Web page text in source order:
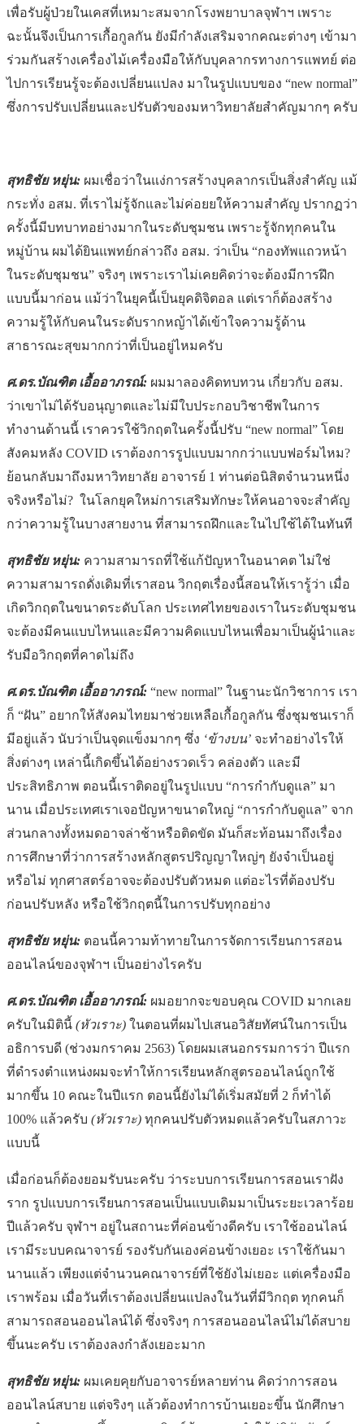
เพื่อรับผู้ป่วยในเคสที่เหมาะสมจากโรงพยาบาลจุฬาฯ เพราะ
ฉะนั้นจึงเป็นการเกื้อกูลกัน ยังมีกำลังเสริมจากคณะต่างๆ เข้ามา
ร่วมกันสร้างเครื่องไม้เครื่องมือให้กับบุคลากรทางการแพทย์ ต่อ
ไปการเรียนรู้จะต้องเปลี่ยนแปลง มาในรูปแบบของ “new normal”
ซึ่งการปรับเปลี่ยนและปรับตัวของมหาวิทยาลัยสำคัญมากๆ ครับ
สุทธิชัย หยุ่น: ผมเชื่อว่าในแง่การสร้างบุคลากรเป็นสิ่งสำคัญ แม้
กระทั่ง อสม. ที่เราไม่รู้จักและไม่ค่อยยให้ความสำคัญ ปรากฏว่า
ครั้งนี้มีบทบาทอย่างมากในระดับชุมชน เพราะรู้จักทุกคนใน
หมู่บ้าน ผมได้ยินแพทย์กล่าวถึง อสม. ว่าเป็น “กองทัพแถวหน้า
ในระดับชุมชน” จริงๆ เพราะเราไม่เคยคิดว่าจะต้องมีการฝึก
แบบนี้มาก่อน แม้ว่าในยุคนี้เป็นยุคดิจิตอล แต่เราก็ต้องสร้าง
ความรู้ให้กับคนในระดับรากหญ้าได้เข้าใจความรู้ด้าน
สาธารณะสุขมากกว่าที่เป็นอยู่ไหมครับ
ศ.ดร.บัณฑิต เอื้ออาภรณ์: ผมมาลองคิดทบทวน เกี่ยวกับ อสม.
ว่าเขาไม่ได้รับอนุญาตและไม่มีใบประกอบวิชาชีพในการ
ทำงานด้านนี้ เราควรใช้วิกฤตในครั้งนี้ปรับ “new normal” โดย
สังคมหลัง COVID เราต้องการรูปแบบมากกว่าแบบฟอร์มไหม?
ย้อนกลับมาถึงมหาวิทยาลัย อาจารย์ 1 ท่านต่อนิสิตจำนวนหนึ่ง
จริงหรือไม่? ในโลกยุคใหม่การเสริมทักษะให้คนอาจจะสำคัญ
กว่าความรู้ในบางสายงาน ที่สามารถฝึกและในไปใช้ได้ในทันที
สุทธิชัย หยุ่น: ความสามารถที่ใช้แก้ปัญหาในอนาคต ไม่ใช่
ความสามารถดั่งเดิมที่เราสอน วิกฤตเรื่องนี้สอนให้เรารู้ว่า เมื่อ
เกิดวิกฤตในขนาดระดับโลก ประเทศไทยของเราในระดับชุมชน
จะต้องมีคนแบบไหนและมีความคิดแบบไหนเพื่อมาเป็นผู้นำและ
รับมือวิกฤตที่คาดไม่ถึง
ศ.ดร.บัณฑิต เอื้ออาภรณ์: “new normal” ในฐานะนักวิชาการ เรา
ก็ “ฝัน” อยากให้สังคมไทยมาช่วยเหลือเกื้อกูลกัน ซึ่งชุมชนเราก็
มีอยู่แล้ว นับว่าเป็นจุดแข็งมากๆ ซึ่ง ‘ข้างบน’ จะทำอย่างไรให้
สิ่งต่างๆ เหล่านี้เกิดขึ้นได้อย่างรวดเร็ว คล่องตัว และมี
ประสิทธิภาพ ตอนนี้เราติดอยู่ในรูปแบบ “การกำกับดูแล” มา
นาน เมื่อประเทศเราเจอปัญหาขนาดใหญ่ “การกำกับดูแล” จาก
ส่วนกลางทั้งหมดอาจล่าช้าหรือติดขัด มันก็สะท้อนมาถึงเรื่อง
การศึกษาที่ว่าการสร้างหลักสูตรปริญญาใหญ่ๆ ยังจำเป็นอยู่
หรือไม่ ทุกศาสตร์อาจจะต้องปรับตัวหมด แต่อะไรที่ต้องปรับ
ก่อนปรับหลัง หรือใช้วิกฤตนี้ในการปรับทุกอย่าง
สุทธิชัย หยุ่น: ตอนนี้ความท้าทายในการจัดการเรียนการสอน
ออนไลน์ของจุฬาฯ เป็นอย่างไรครับ
ศ.ดร.บัณฑิต เอื้ออาภรณ์: ผมอยากจะขอบคุณ COVID มากเลย
ครับในมิตินี้ (หัวเราะ) ในตอนที่ผมไปเสนอวิสัยทัศน์ในการเป็น
อธิการบดี (ช่วงมกราคม 2563) โดยผมเสนอกรรมการว่า ปีแรก
ที่ดำรงตำแหน่งผมจะทำให้การเรียนหลักสูตรออนไลน์ถูกใช้
มากขึ้น 10 คณะในปีแรก ตอนนี้ยังไม่ได้เริ่มสมัยที่ 2 ก็ทำได้
100% แล้วครับ (หัวเราะ) ทุกคนปรับตัวหมดแล้วครับในสภาวะ
แบบนี้
เมื่อก่อนก็ต้องยอมรับนะครับ ว่าระบบการเรียนการสอนเราฝัง
ราก รูปแบบการเรียนการสอนเป็นแบบเดิมมาเป็นระยะเวลาร้อย
ปีแล้วครับ จุฬาฯ อยู่ในสถานะที่ค่อนข้างดีครับ เราใช้ออนไลน์
เรามีระบบคณาจารย์ รองรับกันเองค่อนข้างเยอะ เราใช้กันมา
นานแล้ว เพียงแต่จำนวนคณาจารย์ที่ใช้ยังไม่เยอะ แต่เครื่องมือ
เราพร้อม เมื่อวันที่เราต้องเปลี่ยนแปลงในวันที่มีวิกฤต ทุกคนก็
สามารถสอนออนไลน์ได้ ซึ่งจริงๆ การสอนออนไลน์ไม่ได้สบาย
ขึ้นนะครับ เราต้องลงกำลังเยอะมาก
สุทธิชัย หยุ่น: ผมเคยคุยกับอาจารย์หลายท่าน คิดว่าการสอน
ออนไลน์สบาย แต่จริงๆ แล้วต้องทำการบ้านเยอะขึ้น นักศึกษา